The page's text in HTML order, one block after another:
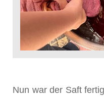
Nun war der Saft